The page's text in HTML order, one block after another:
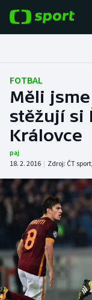
Fotbal
Hokej
Tenis
Atletika
Cyklistika
DALŠÍ SPORTY
Americký fotbal
Baseball a softbal
NEPŘEHLÉDNĚTE
Soutěže
FOTBAL
Měli
stěžují si
Královce
paj
18. 2. 2016 | Zdroj: ČT sport,